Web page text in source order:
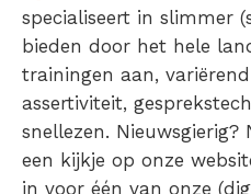
specialiseert in slimmer
bieden door het hele
trainingen aan,
assertiviteit,
snellezen. Nieuwsgierig?
een kijkje op onze
in voor één van onze